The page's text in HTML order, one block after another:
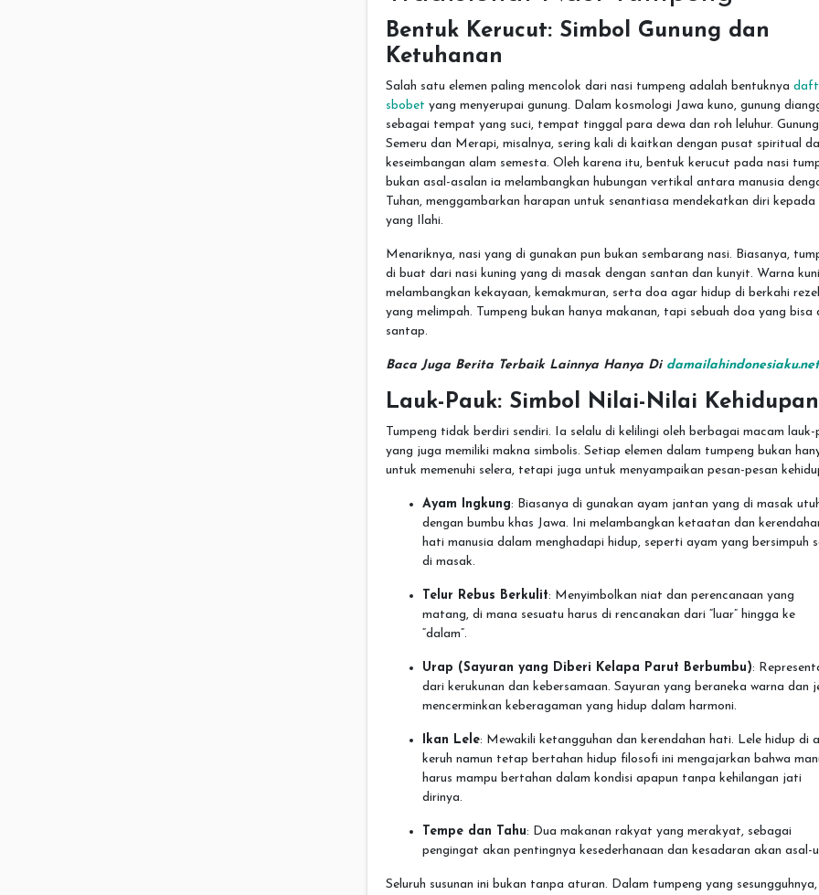
Bentuk Kerucut: Simbol Gunung dan
Ketuhanan
Salah satu elemen paling mencolok dari nasi tumpeng adalah bentuknya
sbobet yang menyerupai gunung. Dalam kosmologi Jawa kuno, gunung
sebagai tempat yang suci, tempat tinggal para dewa dan roh leluhur. Gunung
Semeru dan Merapi, misalnya, sering kali di kaitkan dengan pusat spiritual
keseimbangan alam semesta. Oleh karena itu, bentuk kerucut pada nasi
bukan asal-asalan ia melambangkan hubungan vertikal antara manusia
Tuhan, menggambarkan harapan untuk senantiasa mendekatkan diri kepada
yang Ilahi.
Menariknya, nasi yang di gunakan pun bukan sembarang nasi. Biasanya,
di buat dari nasi kuning yang di masak dengan santan dan kunyit. Warna
melambangkan kekayaan, kemakmuran, serta doa agar hidup di berkahi
yang melimpah. Tumpeng bukan hanya makanan, tapi sebuah doa yang bisa
santap.
Baca Juga Berita Terbaik Lainnya Hanya Di damailahindonesiaku.net
Lauk-Pauk: Simbol Nilai-Nilai Kehidupan
Tumpeng tidak berdiri sendiri. Ia selalu di kelilingi oleh berbagai macam lauk-
yang juga memiliki makna simbolis. Setiap elemen dalam tumpeng bukan
untuk memenuhi selera, tetapi juga untuk menyampaikan pesan-pesan
Ayam Ingkung: Biasanya di gunakan ayam jantan yang di masak
dengan bumbu khas Jawa. Ini melambangkan ketaatan dan
hati manusia dalam menghadapi hidup, seperti ayam yang bersimpuh
di masak.
Telur Rebus Berkulit: Menyimbolkan niat dan perencanaan yang
matang, di mana sesuatu harus di rencanakan dari “luar” hingga ke
“dalam”.
Urap (Sayuran yang Diberi Kelapa Parut Berbumbu):
dari kerukunan dan kebersamaan. Sayuran yang beraneka warna dan
mencerminkan keberagaman yang hidup dalam harmoni.
Ikan Lele: Mewakili ketangguhan dan kerendahan hati. Lele hidup di
keruh namun tetap bertahan hidup filosofi ini mengajarkan bahwa
harus mampu bertahan dalam kondisi apapun tanpa kehilangan jati
dirinya.
Tempe dan Tahu: Dua makanan rakyat yang merakyat, sebagai
pengingat akan pentingnya kesederhanaan dan kesadaran akan asal-
Seluruh susunan ini bukan tanpa aturan. Dalam tumpeng yang sesungguhnya,